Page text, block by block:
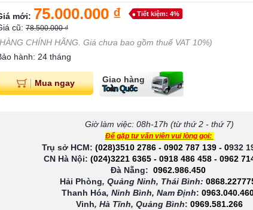
mới: 75.000.000 ₫ Tiết kiệm: 4%
cũ: 78.500.000 ₫
CHÍNH HÃNG. Giá chưa bao gồm thuế VAT 10%)
hành: 24 tháng
Mua ngay Giao hàng
Toàn Quốc
Giờ làm việc: 08h-17h (từ thứ 2 - thứ 7)
Để gặp tư vấn viên vui lòng gọi:
Trụ sở HCM: (028)3510 2786 - 0902 787 139- 0932
CN Hà Nội: (024)3221 6365 - 0918 486 458 - 0962
Đà Nẵng: 0962.986.450
Hải Phòng, Quảng Ninh, Thái Bình:
Thanh Hóa, Ninh Bình, Nam Định:
Vinh, Hà Tĩnh, Quảng Bình: 0969.581.266